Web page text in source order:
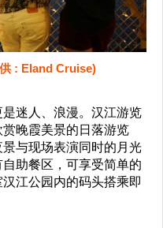
: Eland Cruise)
迷人、浪漫。汉江游览
晚霞美景的日落游览
与现场表演同时的月光
助餐区，可享受简单的
江公园内的码头搭乘即